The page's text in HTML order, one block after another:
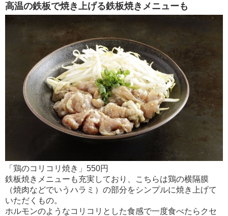
高温の鉄板で焼き上げる鉄板焼きメニューも
「鶏のコリコリ焼き」550円
鉄板焼きメニューも充実しており、こちらは鶏の横隔膜
（焼肉などでいうハラミ）の部分をシンプルに焼き上げて
いただくもの。
ホルモンのようなコリコリとした食感で一度食べたらクセ